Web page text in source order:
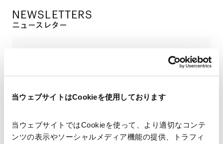
当ウェブサイトはCookieを使用しております
当ウェブサイトではCookieを使って、より適切なコンテ
ンツの表示やソーシャルメディア機能の提供、トラフィ
NEWSLETTERS
ニュースレター
【資源・エネルギー】Overview of Energy
Efficiency Act / Based on the Discussion on
Act Regarding Data Center Operations
【資源・エネルギー】建築物に関わる省エネ
制度の概観（改正建築物省エネ法の概要／デ